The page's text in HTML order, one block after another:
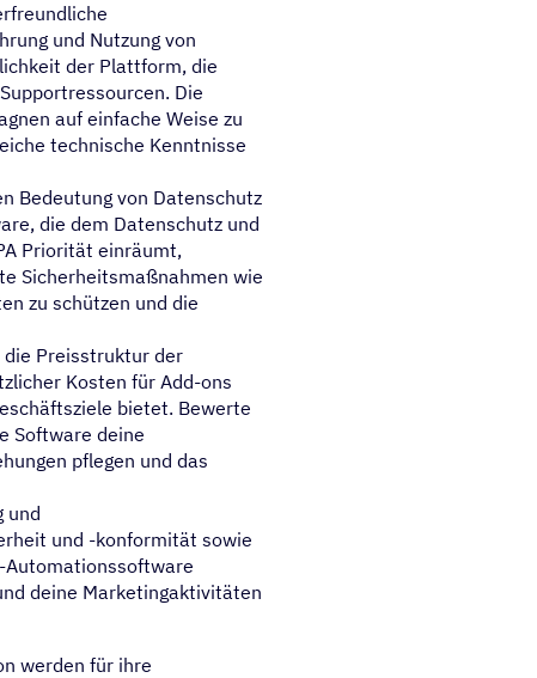
und Nutzung von
der Plattform, die
Die
auf einfache Weise zu
technische Kenntnisse
Bedeutung von Datenschutz
die dem Datenschutz und
Priorität einräumt,
Sicherheitsmaßnahmen wie
zu schützen und die
die Preisstruktur der
Kosten für Add-ons
bietet. Bewerte
Software deine
pflegen und das
und
und -konformität sowie
Automationssoftware
deine Marketingaktivitäten
werden für ihre